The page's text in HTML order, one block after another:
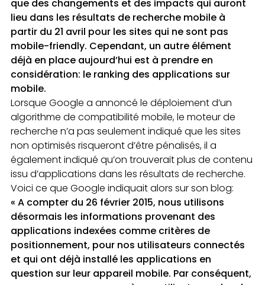
que des changements et des impacts qui auront
lieu dans les résultats de recherche mobile à
partir du 21 avril pour les sites qui ne sont pas
mobile-friendly. Cependant, un autre élément
déjà en place aujourd’hui est à prendre en
considération: le ranking des applications sur
mobile.
Lorsque Google a annoncé le déploiement d’un
algorithme de compatibilité mobile, le moteur de
recherche n’a pas seulement indiqué que les sites
non optimisés risqueront d’être pénalisés, il a
également indiqué qu’on trouverait plus de contenu
issu d’applications dans les résultats de recherche.
Voici ce que Google indiquait alors sur son blog:
« A compter du 26 février 2015, nous utilisons
désormais les informations provenant des
applications indexées comme critères de
positionnement, pour nos utilisateurs connectés
et qui ont déjà installé les applications en
question sur leur appareil mobile. Par conséquent,